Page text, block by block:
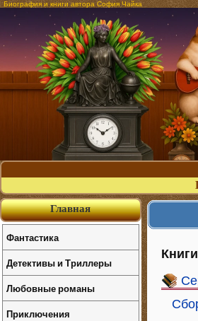
Биография и книги автора София Чайка
Главная
Фантастика
Детективы и Триллеры
Любовные романы
Приключения